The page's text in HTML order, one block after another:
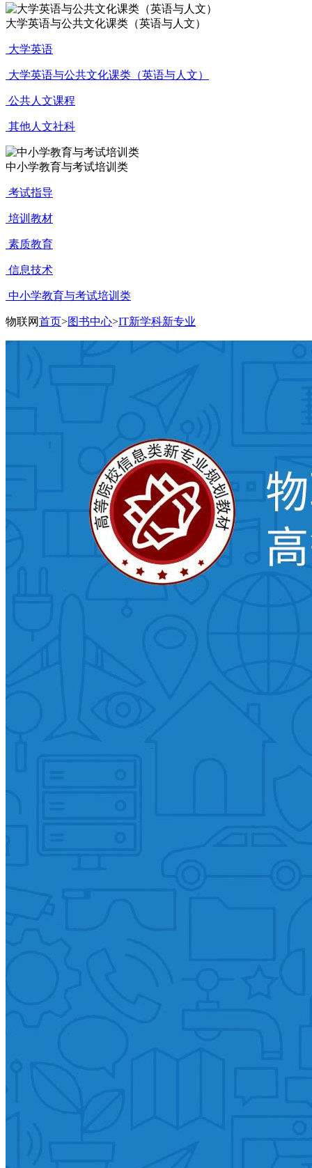
大学英语与公共文化课类（英语与人文）
大学英语
大学英语与公共文化课类（英语与人文）
公共人文课程
其他人文社科
中小学教育与考试培训类
考试指导
培训教材
素质教育
信息技术
中小学教育与考试培训类
物联网首页>图书中心>IT新学科新专业